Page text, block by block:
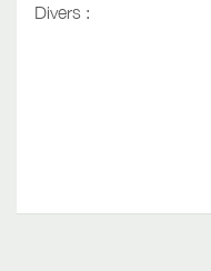
Divers :